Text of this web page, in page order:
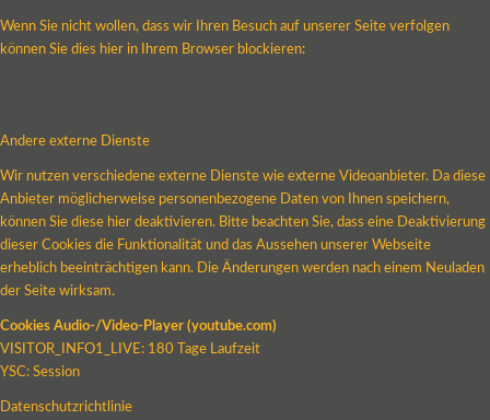
Wenn Sie nicht wollen, dass wir Ihren Besuch auf unserer Seite verfolgen
können Sie dies hier in Ihrem Browser blockieren:
Andere externe Dienste
Wir nutzen verschiedene externe Dienste wie externe Videoanbieter. Da diese
Anbieter möglicherweise personenbezogene Daten von Ihnen speichern,
können Sie diese hier deaktivieren. Bitte beachten Sie, dass eine Deaktivierung
dieser Cookies die Funktionalität und das Aussehen unserer Webseite
erheblich beeinträchtigen kann. Die Änderungen werden nach einem Neuladen
der Seite wirksam.
Cookies Audio-/Video-Player (youtube.com)
VISITOR_INFO1_LIVE: 180 Tage Laufzeit
YSC: Session
Datenschutzrichtlinie